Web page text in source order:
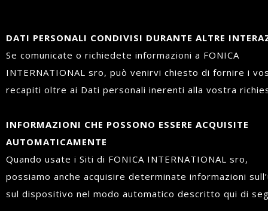
DATI PERSONALI CONDIVISI DURANTE ALTRE
Se comunicate o richiedete informazioni a FONICA
INTERNATIONAL sro, può venirvi chiesto di fornire i
recapiti oltre ai Dati personali inerenti alla vostra
INFORMAZIONI CHE POSSONO ESSERE ACQUISITE
AUTOMATICAMENTE
Quando usate i Siti di FONICA INTERNATIONAL sro,
possiamo anche acquisire determinate informazioni
sul dispositivo nel modo automatico descritto qui di